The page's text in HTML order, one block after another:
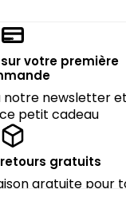
votre première
notre newsletter et
petit cadeau
gratuits
gratuite pour